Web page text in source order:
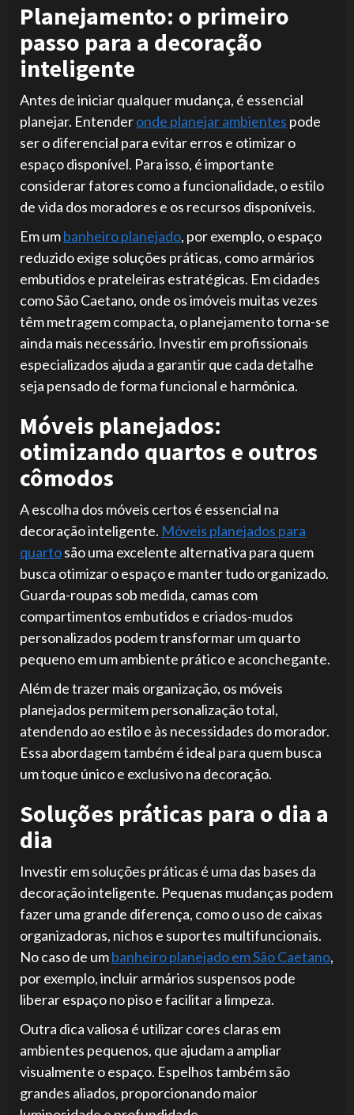
Planejamento: o primeiro
passo para a decoração
inteligente
Antes de iniciar qualquer mudança, é essencial
planejar. Entenderonde planejar ambientes pode
ser o diferencial para evitar erros e otimizar o
espaço disponível. Para isso, é importante
considerar fatores como a funcionalidade, o estilo
de vida dos moradores e os recursos disponíveis.
Em umbanheiro planejado, por exemplo, o espaço
reduzido exige soluções práticas, como armários
embutidos e prateleiras estratégicas. Em cidades
como São Caetano, onde os imóveis muitas vezes
têm metragem compacta, o planejamento torna-se
ainda mais necessário. Investir em profissionais
especializados ajuda a garantir que cada detalhe
seja pensado de forma funcional e harmônica.
Móveis planejados:
otimizando quartos e outros
cômodos
A escolha dos móveis certos é essencial na
decoração inteligente. Móveis planejados para
quartosão uma excelente alternativa para quem
busca otimizar o espaço e manter tudo organizado.
Guarda-roupas sob medida, camas com
compartimentos embutidos e criados-mudos
personalizados podem transformar um quarto
pequeno em um ambiente prático e aconchegante.
Além de trazer mais organização, os móveis
planejados permitem personalização total,
atendendo ao estilo e às necessidades do morador.
Essa abordagem também é ideal para quem busca
um toque único e exclusivo na decoração.
Soluções práticas para o dia a
dia
Investir em soluções práticas é uma das bases da
decoração inteligente. Pequenas mudanças podem
fazer uma grande diferença, como o uso de caixas
organizadoras, nichos e suportes multifuncionais.
No caso de umbanheiro planejado em São Caetano,
por exemplo, incluir armários suspensos pode
liberar espaço no piso e facilitar a limpeza.
Outra dica valiosa é utilizar cores claras em
ambientes pequenos, que ajudam a ampliar
visualmente o espaço. Espelhos também são
grandes aliados, proporcionando maior